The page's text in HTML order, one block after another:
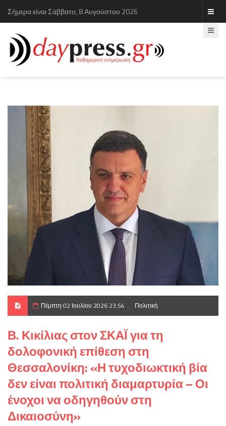
Σήμερα είναι Σάββατο, 8 Αυγούστου 2026
Πέμπτη 02 Ιουλίου 2026 23:54 Πολιτική
Β. Κικίλιας στον ΣΚΑΪ για τη
δολοφονική επίθεση στη
Θεσσαλονίκη: «Η τυχοδιωκτική βία
δεν είναι πολιτική διαμαρτυρία – Οι
ένοχοι να οδηγηθούν στη
Δικαιοσύνη»